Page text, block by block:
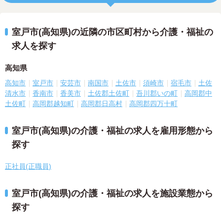
室戸市(高知県)の近隣の市区町村から介護・福祉の
求人を探す
高知県
高知市 室戸市 安芸市 南国市 土佐市 須崎市 宿毛市
土佐
清水市
香南市 香美市 土佐郡土佐町 吾川郡いの町
高岡郡中
土佐町
高岡郡越知町 高岡郡日高村 高岡郡四万十町
室戸市(高知県)の介護・福祉の求人を雇用形態から
探す
正社員(正職員)
室戸市(高知県)の介護・福祉の求人を施設業態から
探す